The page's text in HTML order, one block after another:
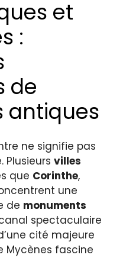
et
:
de
antiques
ne signifie pas
Plusieurs villes
que Corinthe,
une
de monuments
spectaculaire
cité majeure
Mycènes fascine